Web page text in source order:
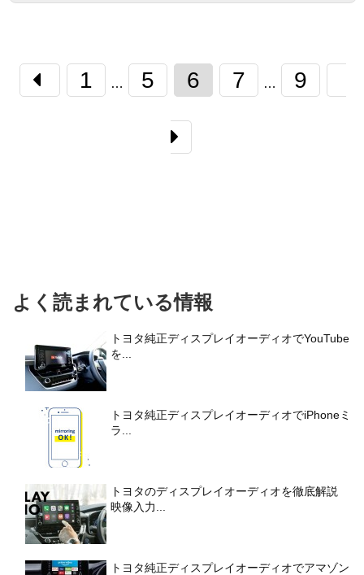
1 … 5 6 7 … 9
よく読まれている情報
トヨタ純正ディスプレイオーディオでYouTube
を...
トヨタ純正ディスプレイオーディオでiPhoneミ
ラ...
トヨタのディスプレイオーディオを徹底解説
映像入力...
トヨタ純正ディスプレイオーディオでアマゾン